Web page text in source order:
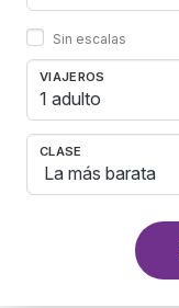
Sin escalas
VIAJEROS
1 adulto
CLASE